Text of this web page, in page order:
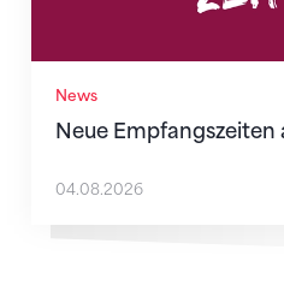
News
Neue Empfangszeiten
04.08.2026